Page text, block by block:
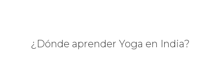
¿Dónde aprender Yoga en India?